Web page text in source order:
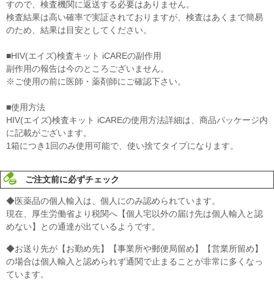
すので、検査機関に返送する必要はありません。
検査結果は高い確率で実証されておりますが、検査はあくまで簡易
のため、結果は目安としてください。
■HIV(エイズ)検査キット iCAREの副作用
副作用の報告は今のところございません。
※ご使用の前に医師・薬剤師にご確認下さい。
■使用方法
HIV(エイズ)検査キット iCAREの使用方法詳細は、商品パッケージ内
に記載がございます。
1箱につき1回のみ使用可能で、使い捨てタイプになります。
ご注文前に必ずチェック
◆医薬品の個人輸入は、個人にのみ認められています。
現在、厚生労働省より税関へ【個人宅以外の届け先は個人輸入と認
めない】との通達が出ているようです。
◆お送り先が【お勤め先】【事業所や郵便局留め】【営業所留め】
の場合は個人輸入と認められず通関で止まることが非常に多くなっ
ています。